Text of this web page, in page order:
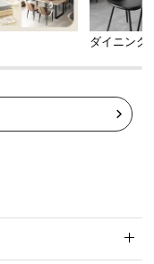
ダイニング